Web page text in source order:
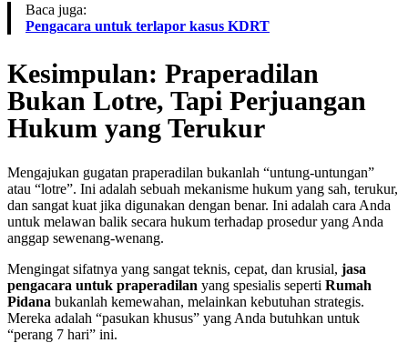
Baca juga:
Pengacara untuk terlapor kasus KDRT
Kesimpulan: Praperadilan
Bukan Lotre, Tapi Perjuangan
Hukum yang Terukur
Mengajukan gugatan praperadilan bukanlah “untung-untungan”
atau “lotre”. Ini adalah sebuah mekanisme hukum yang sah, terukur,
dan sangat kuat jika digunakan dengan benar. Ini adalah cara Anda
untuk melawan balik secara hukum terhadap prosedur yang Anda
anggap sewenang-wenang.
Mengingat sifatnya yang sangat teknis, cepat, dan krusial, jasa
pengacara untuk praperadilan yang spesialis seperti Rumah
Pidana bukanlah kemewahan, melainkan kebutuhan strategis.
Mereka adalah “pasukan khusus” yang Anda butuhkan untuk
“perang 7 hari” ini.